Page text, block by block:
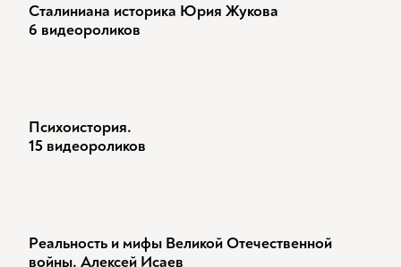
Сталиниана историка Юрия Жукова
6 видеороликов
Психоистория.
15 видеороликов
Реальность и мифы Великой Отечественной
войны. Алексей Исаев